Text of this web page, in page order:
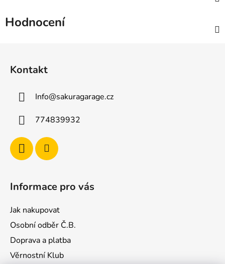
Hodnocení
Kontakt
Info@sakuragarage.cz
774839932
Informace pro vás
Jak nakupovat
Osobní odběr Č.B.
Doprava a platba
Věrnostní Klub